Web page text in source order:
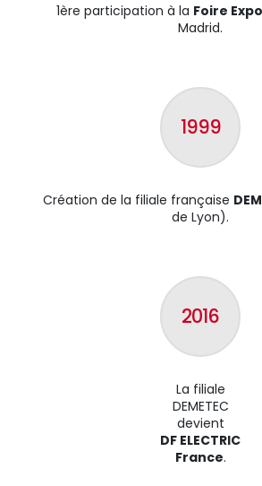
1ère participation à la Foire
Madrid.
1999
Création de la filiale française
de Lyon).
2016
La filiale
DEMETEC
devient
DF ELECTRIC
France.